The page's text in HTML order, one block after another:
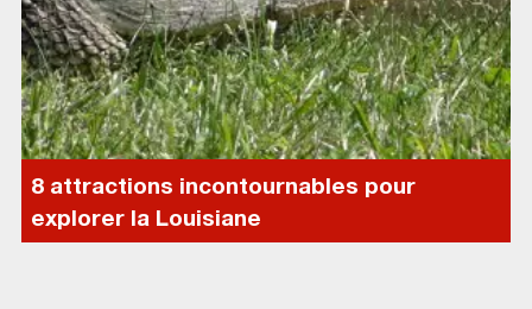
8 attractions incontournables pour
explorer la Louisiane